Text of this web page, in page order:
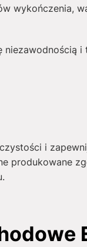
wykończenia,
i
i
produkowane